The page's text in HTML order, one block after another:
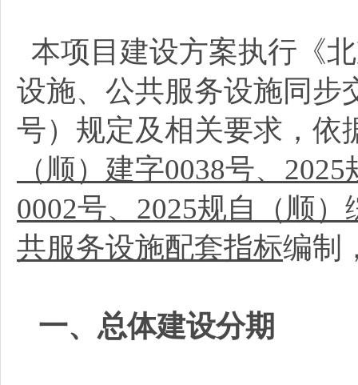
本项目建设方案执行《
设施、公共服务设施同步
号）规定及相关要求，依
（顺）建字0038号、
0002号、2025规自（顺
共服务设施配套指标编制
一、总体建设分期